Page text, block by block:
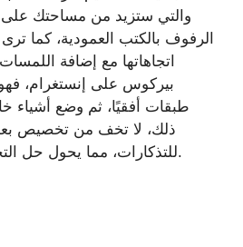
والتي ستزيد من مساحتك على
الرفوف بالكتب العمودية، كما
اتجاهاتها مع إضافة
بيركوس على إنستغرام،
طبقات أفقيًا، ثم وضع أشياء
ذلك، لا تخف من تخصيص
للتذكارات، مما يحول حل التخزين إلى نقطة نقاش.